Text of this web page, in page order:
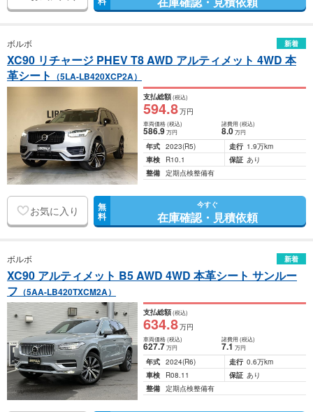
ボルボ 新着
XC90 リチャージ PHEV T8 AWD アルティメット 4WD 本
革シート （5LA-LB420XCP2A）
支払総額(税込)
594.8万円
車両価格(税込)
586.9万円
諸費用 (税込)
8.0 万円
年式 2023(R5) 走行 1.9万km
車検
R10.1 保証 あり
整備 定期点検整備有
お気に入り 無
料
今すぐ
在庫確認・見積依頼
ボルボ 新着
XC90 アルティメット B5 AWD 4WD 本革シート サンルー
フ （5AA-LB420TXCM2A）
支払総額(税込)
634.8万円
車両価格(税込)
627.7万円
諸費用 (税込)
7.1 万円
年式 2024(R6) 走行 0.6万km
車検
R08.11 保証 あり
整備 定期点検整備有